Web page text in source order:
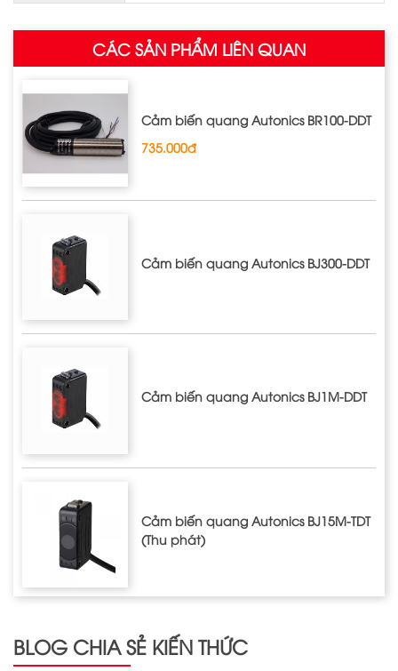
CÁC SẢN PHẨM LIÊN QUAN
Cảm biến quang Autonics BR100-DDT
735.000đ
Cảm biến quang Autonics BJ300-DDT
Cảm biến quang Autonics BJ1M-DDT
Cảm biến quang Autonics BJ15M-TDT
(Thu phát)
BLOG CHIA SẺ KIẾN THỨC